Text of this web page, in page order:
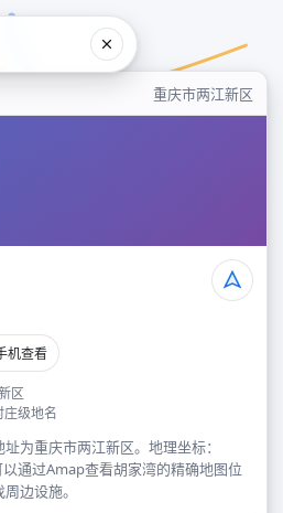
重庆市两江新区
机查看
区
级地名
为重庆市两江新区。地理坐标：
通过Amap查看胡家湾的精确地图位
边设施。